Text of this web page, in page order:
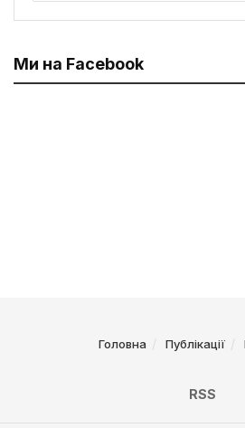
Ми на Facebook
Головна Публікації
RSS